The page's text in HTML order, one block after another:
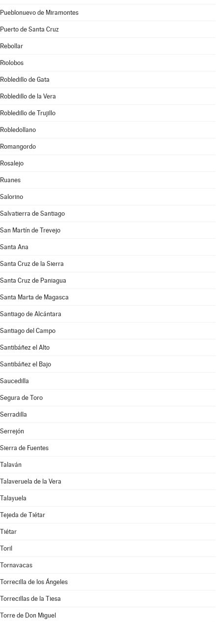
Pueblonuevo de Miramontes
Puerto de Santa Cruz
Rebollar
Riolobos
Robledillo de Gata
Robledillo de la Vera
Robledillo de Trujillo
Robledollano
Romangordo
Rosalejo
Ruanes
Salorino
Salvatierra de Santiago
San Martín de Trevejo
Santa Ana
Santa Cruz de la Sierra
Santa Cruz de Paniagua
Santa Marta de Magasca
Santiago de Alcántara
Santiago del Campo
Santibáñez el Alto
Santibáñez el Bajo
Saucedilla
Segura de Toro
Serradilla
Serrejón
Sierra de Fuentes
Talaván
Talaveruela de la Vera
Talayuela
Tejeda de Tiétar
Tiétar
Toril
Tornavacas
Torrecilla de los Ángeles
Torrecillas de la Tiesa
Torre de Don Miguel